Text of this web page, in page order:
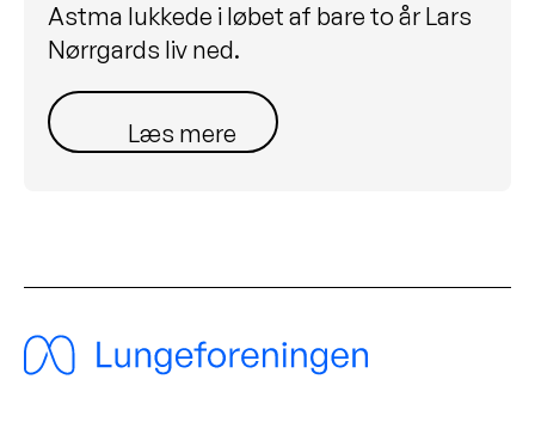
Astma lukkede i løbet af bare to år Lars
Nørrgards liv ned.
Læs mere her